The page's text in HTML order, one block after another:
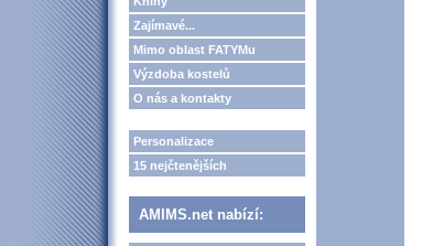
Zajímavé...
Mimo oblast FATYMu
Výzdoba kostelů
O nás a kontakty
Personalizace
15 nejčtenějších
AMIMS.net nabízí: